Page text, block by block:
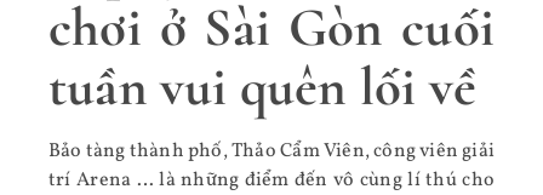
chơi ở Sài Gòn cuối
tuần vui quên lối về
Bảo tàng thành phố, Thảo Cẩm Viên, công viên giải
trí Arena … là những điểm đến vô cùng lí thú cho